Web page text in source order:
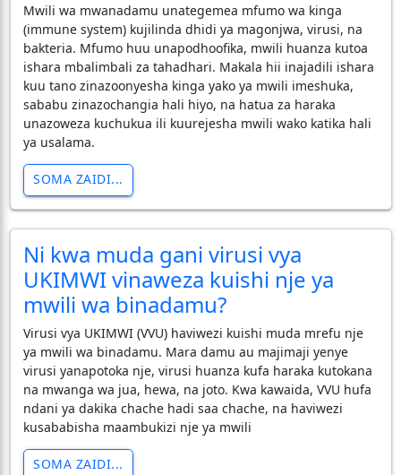
Mwili wa mwanadamu unategemea mfumo wa kinga
(immune system) kujilinda dhidi ya magonjwa, virusi, na
bakteria. Mfumo huu unapodhoofika, mwili huanza kutoa
ishara mbalimbali za tahadhari. Makala hii inajadili ishara
kuu tano zinazoonyesha kinga yako ya mwili imeshuka,
sababu zinazochangia hali hiyo, na hatua za haraka
unazoweza kuchukua ili kuurejesha mwili wako katika hali
ya usalama.
SOMA ZAIDI...
Ni kwa muda gani virusi vya
UKIMWI vinaweza kuishi nje ya
mwili wa binadamu?
Virusi vya UKIMWI (VVU) haviwezi kuishi muda mrefu nje
ya mwili wa binadamu. Mara damu au majimaji yenye
virusi yanapotoka nje, virusi huanza kufa haraka kutokana
na mwanga wa jua, hewa, na joto. Kwa kawaida, VVU hufa
ndani ya dakika chache hadi saa chache, na haviwezi
kusababisha maambukizi nje ya mwili
SOMA ZAIDI...